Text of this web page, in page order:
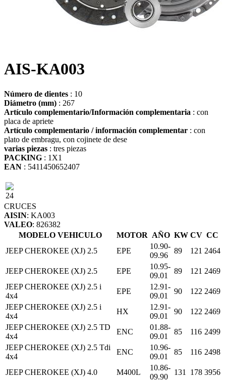
AIS-KA003
Número de dientes : 10
Diámetro (mm) : 267
Artículo complementario/Información complementaria : con
placa de apriete
Artículo complementario / información complementar : con
plato de embragu, con cojinete de dese
varias piezas : tres piezas
PACKING : 1X1
EAN : 5411450652407
24
CRUCES
AISIN: KA003
VALEO: 826382
MODELO VEHICULO
MOTOR AÑO KW CV CC
JEEP CHEROKEE (XJ) 2.5
EPE
10.90-
09.96
89 121 2464
JEEP CHEROKEE (XJ) 2.5 EPE
10.95-
09.01
89 121 2469
JEEP CHEROKEE (XJ) 2.5 i
4x4
EPE
12.91-
09.01
90 122 2469
JEEP CHEROKEE (XJ) 2.5 i
4x4
HX
12.91-
09.01
90 122 2469
JEEP CHEROKEE (XJ) 2.5 TD
4x4
ENC
01.88-
09.01
85 116 2499
JEEP CHEROKEE (XJ) 2.5 Tdi
4x4
ENC
10.96-
09.01
85 116 2498
JEEP CHEROKEE (XJ) 4.0 M400L
10.86-
09.90
131 178 3956